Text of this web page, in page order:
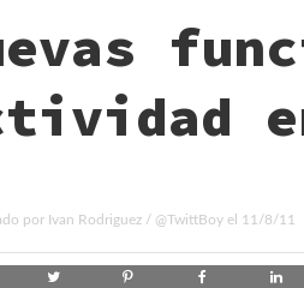
por Ivan Rodriguez / @TwittBoy el 11/8/11